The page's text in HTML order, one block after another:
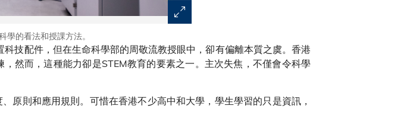
的看法和授課方法。
技配件，但在生命科學部的周敬流教授眼中，卻有偏離本質之虞。香港
然而，這種能力卻是STEM教育的要素之一。主次失焦，不僅會令科學
原則和應用規則。可惜在香港不少高中和大學，學生學習的只是資訊，